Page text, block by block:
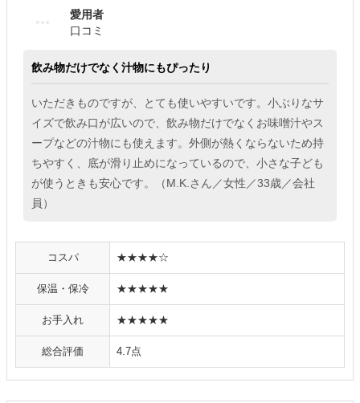
愛用者
口コミ
飲み物だけでなく汁物にもぴったり
いただきものですが、とても使いやすいです。小ぶりなサ
イズで飲み口が広いので、飲み物だけでなくお味噌汁やス
ープなどの汁物にも使えます。外側が熱くならないため持
ちやすく、底が滑り止めになっているので、小さな子ども
が使うときも安心です。（M.K.さん／女性／33歳／会社
員）
コスパ ★★★★☆
保温・保冷 ★★★★★
お手入れ ★★★★★
総合評価 4.7点